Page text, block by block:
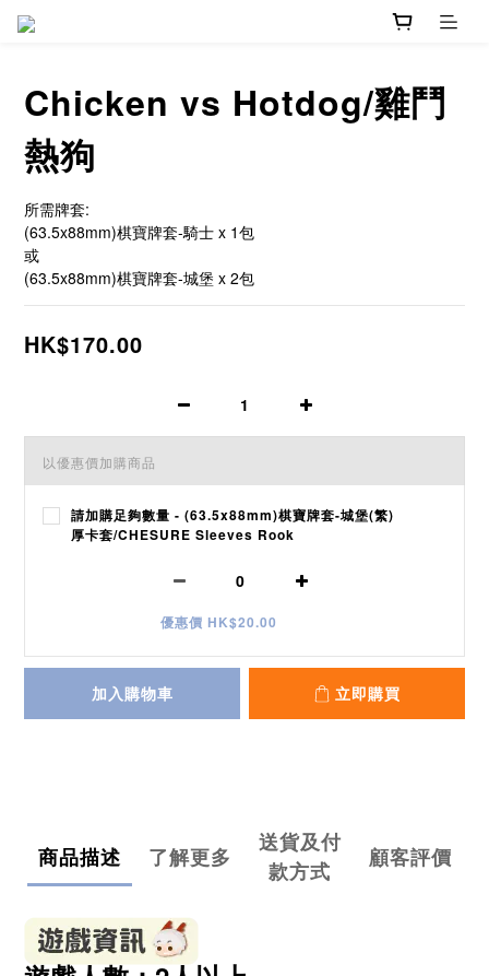
Chicken vs Hotdog/雞鬥
熱狗
所需牌套:
(63.5x88mm)棋寶牌套-騎士 x 1包
或
(63.5x88mm)棋寶牌套-城堡 x 2包
HK$170.00
以優惠價加購商品
請加購足夠數量 - (63.5x88mm)棋寶牌套-城堡(繁)
厚卡套/CHESURE Sleeves Rook
優惠價 HK$20.00
加入購物車 立即購買
商品描述 了解更多
送貨及付
款方式
顧客評價